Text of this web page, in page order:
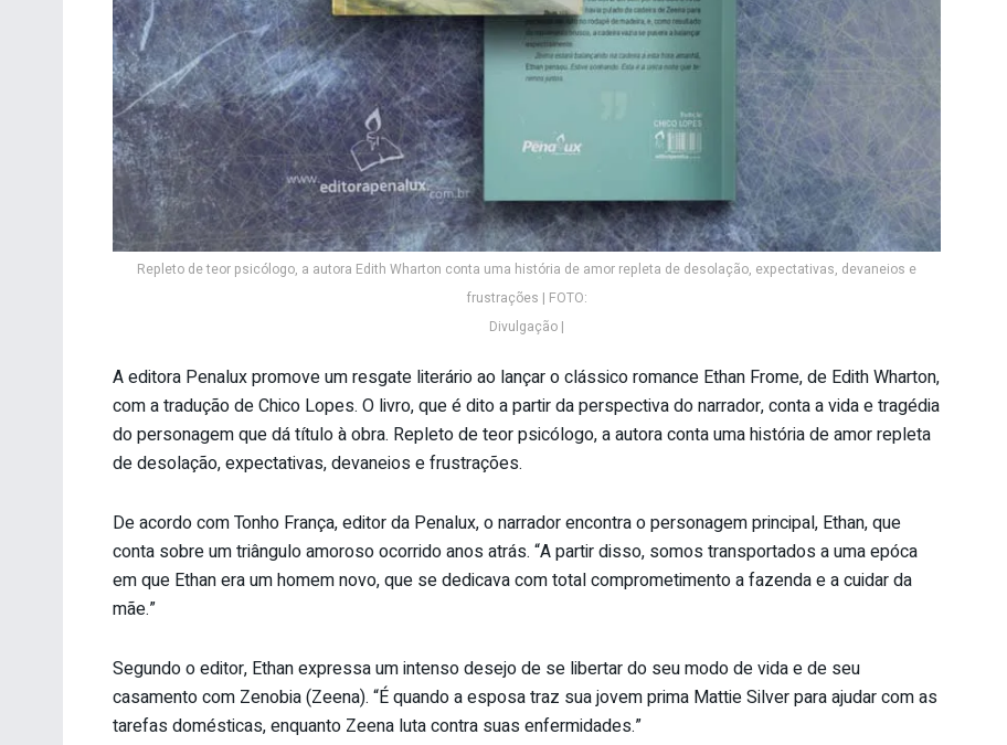
Repleto de teor psicólogo, a autora Edith Wharton conta uma história de amor repleta de desolação, expectativas, devaneios e
frustrações | FOTO:
Divulgação |
A editora Penalux promove um resgate literário ao lançar o clássico romance Ethan Frome, de Edith Wharton,
com a tradução de Chico Lopes. O livro, que é dito a partir da perspectiva do narrador, conta a vida e tragédia
do personagem que dá título à obra. Repleto de teor psicólogo, a autora conta uma história de amor repleta
de desolação, expectativas, devaneios e frustrações.
De acordo com Tonho França, editor da Penalux, o narrador encontra o personagem principal, Ethan, que
conta sobre um triângulo amoroso ocorrido anos atrás. “A partir disso, somos transportados a uma epóca
em que Ethan era um homem novo, que se dedicava com total comprometimento a fazenda e a cuidar da
mãe.”
Segundo o editor, Ethan expressa um intenso desejo de se libertar do seu modo de vida e de seu
casamento com Zenobia (Zeena). “É quando a esposa traz sua jovem prima Mattie Silver para ajudar com as
tarefas domésticas, enquanto Zeena luta contra suas enfermidades.”